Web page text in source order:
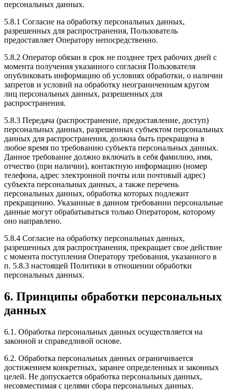
персональных данных.
5.8.1 Согласие на обработку персональных данных,
разрешенных для распространения, Пользователь
предоставляет Оператору непосредственно.
5.8.2 Оператор обязан в срок не позднее трех рабочих дней с
момента получения указанного согласия Пользователя
опубликовать информацию об условиях обработки, о наличии
запретов и условий на обработку неограниченным кругом
лиц персональных данных, разрешенных для
распространения.
5.8.3 Передача (распространение, предоставление, доступ)
персональных данных, разрешенных субъектом персональных
данных для распространения, должна быть прекращена в
любое время по требованию субъекта персональных данных.
Данное требование должно включать в себя фамилию, имя,
отчество (при наличии), контактную информацию (номер
телефона, адрес электронной почты или почтовый адрес)
субъекта персональных данных, а также перечень
персональных данных, обработка которых подлежит
прекращению. Указанные в данном требовании персональные
данные могут обрабатываться только Оператором, которому
оно направлено.
5.8.4 Согласие на обработку персональных данных,
разрешенных для распространения, прекращает свое действие
с момента поступления Оператору требования, указанного в
п. 5.8.3 настоящей Политики в отношении обработки
персональных данных.
6. Принципы обработки персональных
данных
6.1. Обработка персональных данных осуществляется на
законной и справедливой основе.
6.2. Обработка персональных данных ограничивается
достижением конкретных, заранее определенных и законных
целей. Не допускается обработка персональных данных,
несовместимая с целями сбора персональных данных.